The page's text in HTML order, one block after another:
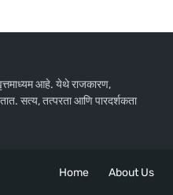
आहे. येथे राजकारण,
सत्य, तत्परता आणि पारदर्शकता
Home About Us